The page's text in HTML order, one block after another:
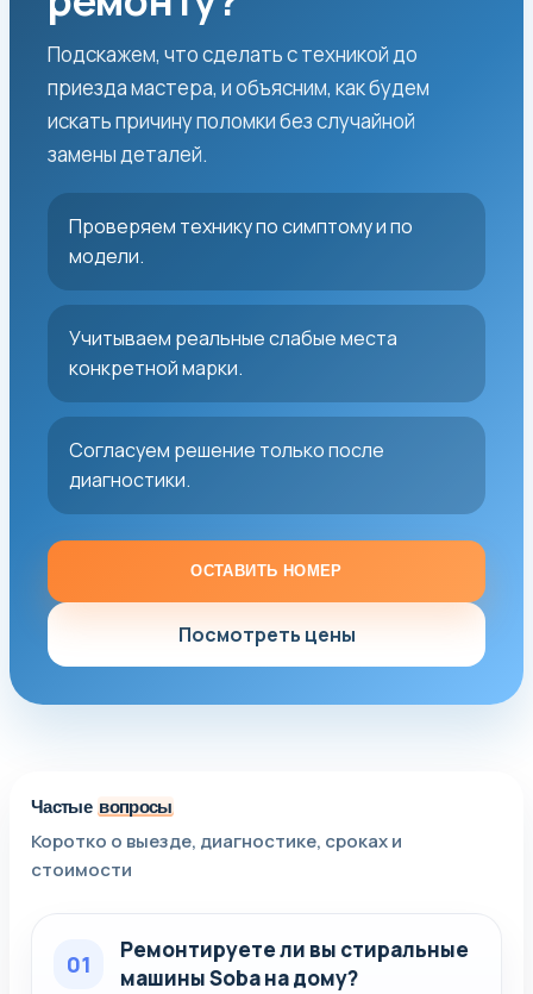
Подскажем, что сделать с техникой до
приезда мастера, и объясним, как будем
искать причину поломки без случайной
замены деталей.
Проверяем технику по симптому и по
модели.
Учитываем реальные слабые места
конкретной марки.
Согласуем решение только после
диагностики.
ОСТАВИТЬ НОМЕР
Посмотреть цены
Частые вопросы
Коротко о выезде, диагностике, сроках и
стоимости
01
Ремонтируете ли вы стиральные
машины Soba на дому?